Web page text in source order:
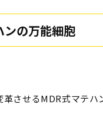
ンの万能細胞
革させるMDR式マテハ